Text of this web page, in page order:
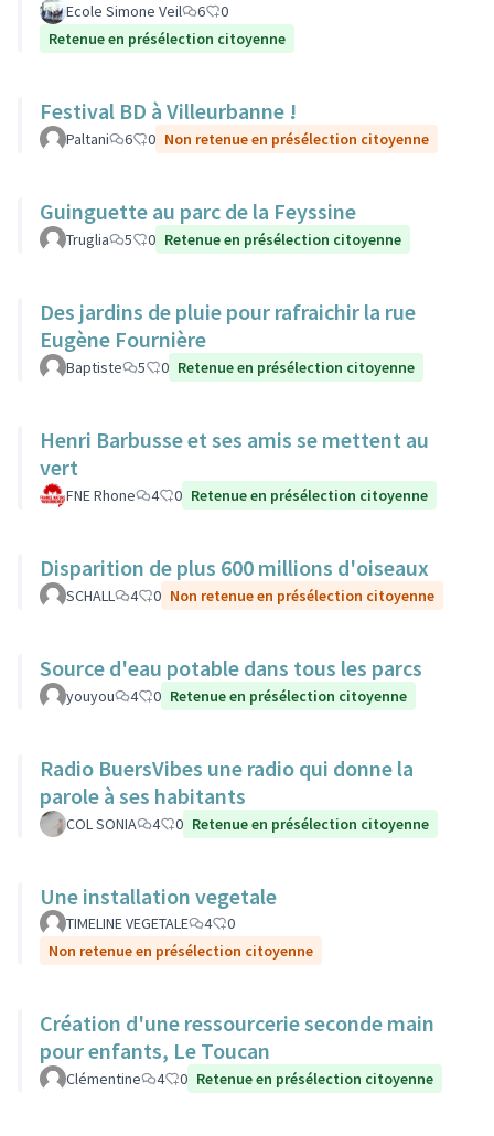
Ecole Simone Veil 6
0
Retenue en présélection citoyenne
Festival BD à Villeurbanne !
Paltani 6 0 Non retenue en présélection citoyenne
Guinguette au parc de la Feyssine
Truglia 5 0 Retenue en présélection citoyenne
Des jardins de pluie pour rafraichir la rue
Eugène Fournière
Baptiste 5 0 Retenue en présélection citoyenne
Henri Barbusse et ses amis se mettent au
vert
FNE Rhone 4 0 Retenue en présélection citoyenne
Disparition de plus 600 millions d'oiseaux
SCHALL 4 0 Non retenue en présélection citoyenne
Source d'eau potable dans tous les parcs
youyou 4 0 Retenue en présélection citoyenne
Radio BuersVibes une radio qui donne la
parole à ses habitants
COL SONIA 4 0 Retenue en présélection citoyenne
Une installation vegetale
TIMELINE VEGETALE 4
0
Non retenue en présélection citoyenne
Création d'une ressourcerie seconde main
pour enfants, Le Toucan
Clémentine 4 0 Retenue en présélection citoyenne